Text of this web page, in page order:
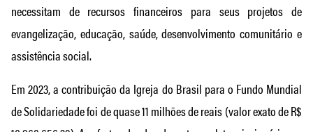
necessitam de recursos financeiros para seus projetos de
evangelização, educação, saúde, desenvolvimento comunitário e
assistência social.
Em 2023, a contribuição da Igreja do Brasil para o Fundo Mundial
de Solidariedade foi de quase 11 milhões de reais (valor exato de R$